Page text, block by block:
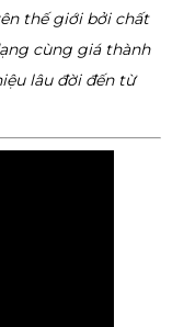
thế giới bởi chất
cùng giá thành
lâu đời đến từ